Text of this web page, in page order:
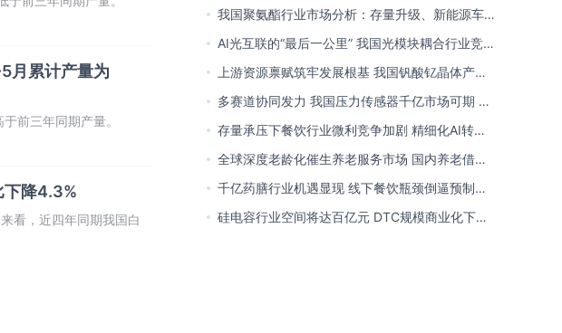
月累计产量为
前三年同期产量。
下降4.3%
看，近四年同期我国白
格局成型
我国聚氨酯行业市场分析：存量升级、新能源车增
量爆发与内需托底
AI光互联的“最后一公里” 我国光模块耦合行业竞争
处于三角博弈格局
上游资源禀赋筑牢发展根基 我国钒酸钇晶体产能
领跑全球 行业有望迎来高速发展
多赛道协同发力 我国压力传感器千亿市场可期 市
场结构将向MEMS产品倾斜
存量承压下餐饮行业微利竞争加剧 精细化AI转型
与多元业态破解成本剪刀差
全球深度老龄化催生养老服务市场 国内养老借职
业资格制度迈向品质规范化发展
千亿药膳行业机遇显现 线下餐饮瓶颈倒逼预制
化、零食化转型 企业开启整合新局
硅电容行业空间将达百亿元 DTC规模商业化下